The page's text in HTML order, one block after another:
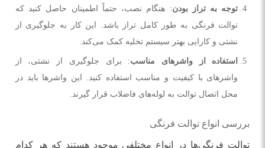
توجه به تراز بودن: هنگام نصب، حتماً اطمینان حاصل کنید که
توالت فرنگی به طور کامل تراز باشد. این کار به جلوگیری از
نشتی و کارایی بهتر سیستم تخلیه کمک می‌کند.
استفاده از واشرهای مناسب: برای جلوگیری از نشتی، از
واشرهای با کیفیت و مناسب استفاده کنید. این واشرها باید در
محل اتصال توالت به لوله‌های فاضلاب قرار گیرند.
بررسی انواع توالت فرنگی
توالت فرنگی‌ها در انواع مختلفی موجود هستند که هر کدام